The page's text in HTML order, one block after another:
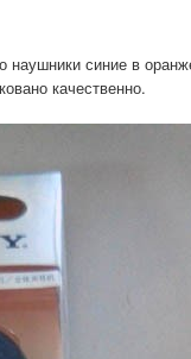
синие в
качественно.